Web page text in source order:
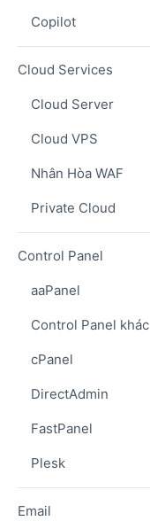
Copilot
Cloud Services
Cloud Server
Cloud VPS
Nhân Hòa WAF
Private Cloud
Control Panel
aaPanel
Control Panel khác
cPanel
DirectAdmin
FastPanel
Plesk
Email